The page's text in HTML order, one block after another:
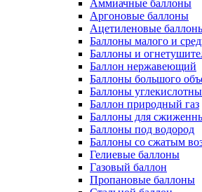
Аммиачные баллоны
Аргоновые баллоны
Ацетиленовые
Баллоны малого и
Баллоны и
Баллон нержавеющий
Баллоны большого
Баллоны
Баллон природный газ
Баллоны для
Баллоны под водород
Баллоны со сжатым
Гелиевые баллоны
Газовый баллон
Пропановые баллоны